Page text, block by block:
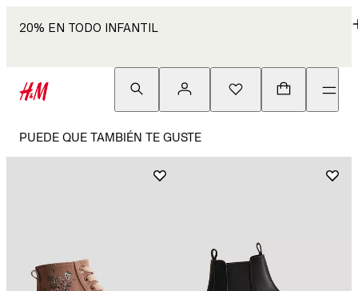
20% EN TODO INFANTIL
PUEDE QUE TAMBIÉN TE GUSTE